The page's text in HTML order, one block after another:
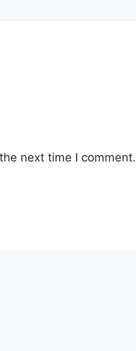
next time I comment.